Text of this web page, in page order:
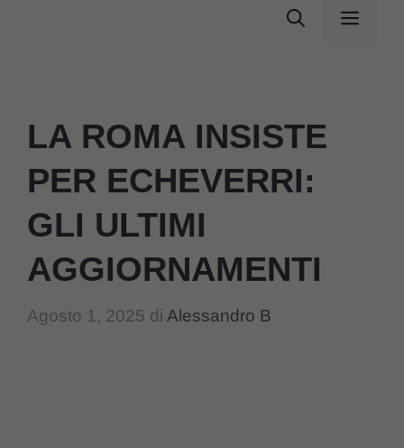
Menu
LA ROMA INSISTE
PER ECHEVERRI:
GLI ULTIMI
AGGIORNAMENTI
Agosto 1, 2025 di Alessandro B